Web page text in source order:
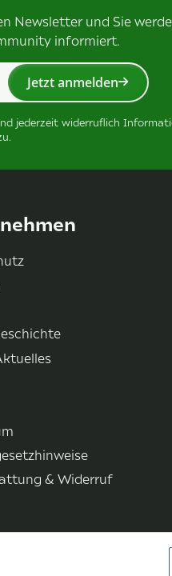
Newsletter und Sie
informiert.
Jetzt anmelden
jederzeit widerruflich
& Widerruf